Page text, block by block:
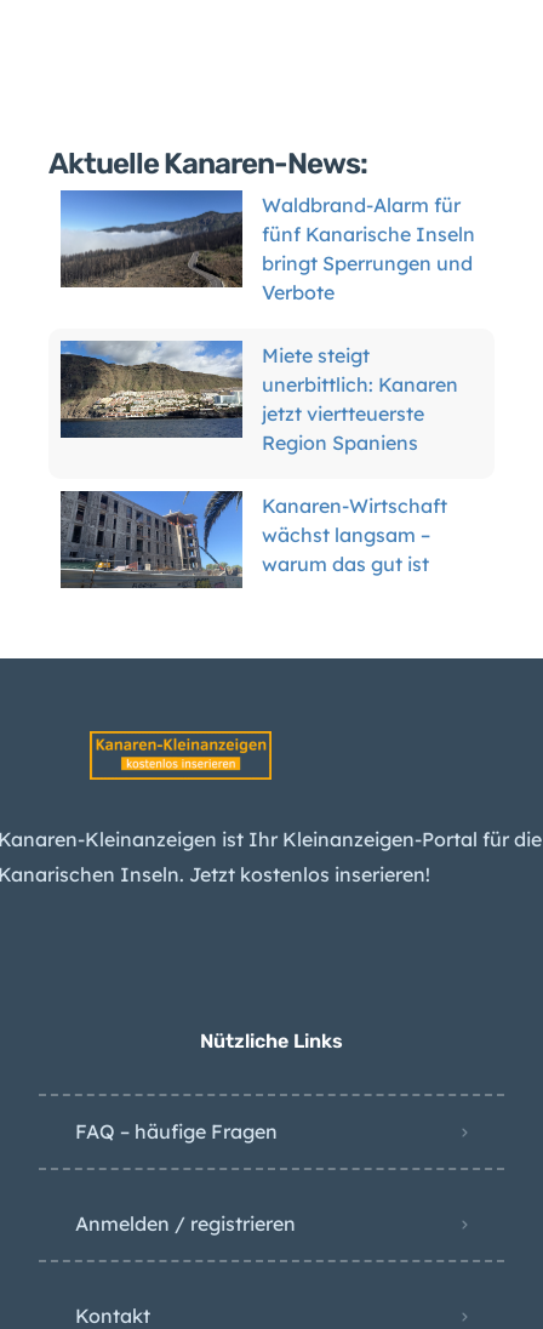
Aktuelle Kanaren-News:
Waldbrand-Alarm für
fünf Kanarische Inseln
bringt Sperrungen und
Verbote
Miete steigt
unerbittlich: Kanaren
jetzt viertteuerste
Region Spaniens
Kanaren-Wirtschaft
wächst langsam –
warum das gut ist
Der Boom ist vorbei –
Teneriffas Forscher
Erdbeben am Teide –
und einen Ausbruch
Kleinanzeigen ist Ihr Kleinanzeigen-Portal für die
Inseln. Jetzt kostenlos inserieren!
Nützliche Links
FAQ – häufige Fragen
Anmelden / registrieren
Kontakt